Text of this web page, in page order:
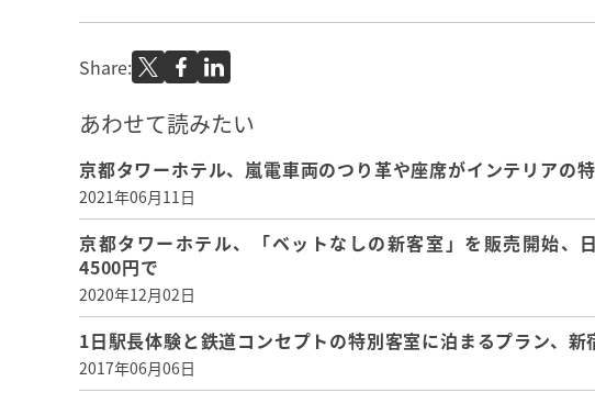
Share:
あわせて読みたい
京都タワーホテル、嵐電車両のつり革や座席がインテリアの
2021年06月11日
京都タワーホテル、「ベットなしの新客室」を販売開始、
4500円で
2020年12月02日
1日駅長体験と鉄道コンセプトの特別客室に泊まるプラン、
2017年06月06日